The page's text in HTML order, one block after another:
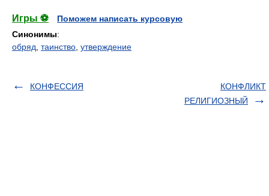
Игры ⚽
Поможем написать курсовую
Синонимы:
обряд таинство утверждение
КОНФЕССИЯ
КОНФЛИКТ
РЕЛИГИОЗНЫЙ